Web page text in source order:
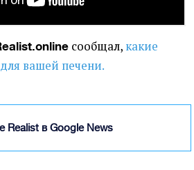
сообщал, какие
вашей печени.
Realist в Google News